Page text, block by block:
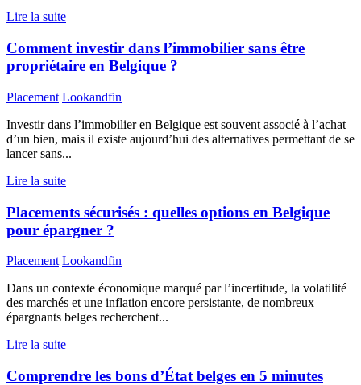
Lire la suite
Comment investir dans l’immobilier sans être
propriétaire en Belgique ?
Placement Lookandfin
Investir dans l’immobilier en Belgique est souvent associé à l’achat
d’un bien, mais il existe aujourd’hui des alternatives permettant de se
lancer sans...
Lire la suite
Placements sécurisés : quelles options en Belgique
pour épargner ?
Placement Lookandfin
Dans un contexte économique marqué par l’incertitude, la volatilité
des marchés et une inflation encore persistante, de nombreux
épargnants belges recherchent...
Lire la suite
Comprendre les bons d’État belges en 5 minutes